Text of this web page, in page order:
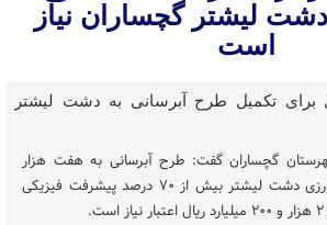
دشت لیشتر گچساران نیاز
است
گچساران گفت: طرح آبرسانی به هفت هزار
هکتار از زمین های کشاورزی دشت لیشتر بیش از ۷۰ درصد پیشرفت فیزیکی